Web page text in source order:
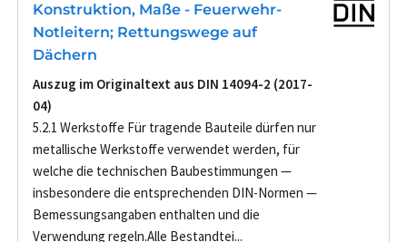
Konstruktion, Maße - Feuerwehr-
Notleitern; Rettungswege auf
Dächern
Auszug im Originaltext aus DIN 14094-2 (2017-
04)
5.2.1 Werkstoffe Für tragende Bauteile dürfen nur
metallische Werkstoffe verwendet werden, für
welche die technischen Baubestimmungen —
insbesondere die entsprechenden DIN-Normen —
Bemessungsangaben enthalten und die
Verwendung regeln.Alle Bestandtei...